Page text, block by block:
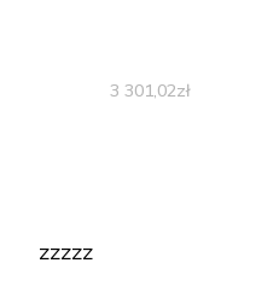
3 301,02zł
zzzzz